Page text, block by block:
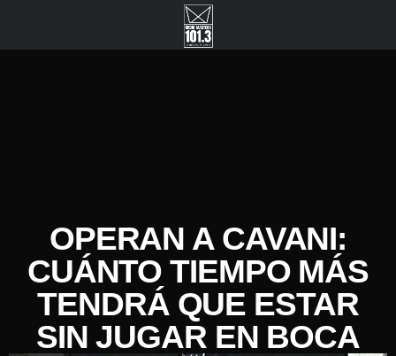
OPERAN A CAVANI:
CUÁNTO TIEMPO MÁS
TENDRÁ QUE ESTAR
SIN JUGAR EN BOCA